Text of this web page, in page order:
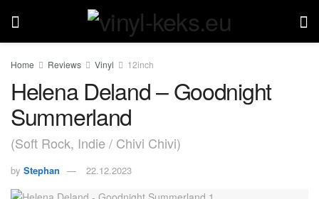
Home Reviews Vinyl 12inch
Helena Deland – Goodnight
Summerland
(Soft Rock, Indie / Chivi Chivi)
by Stephan 22.12.2023